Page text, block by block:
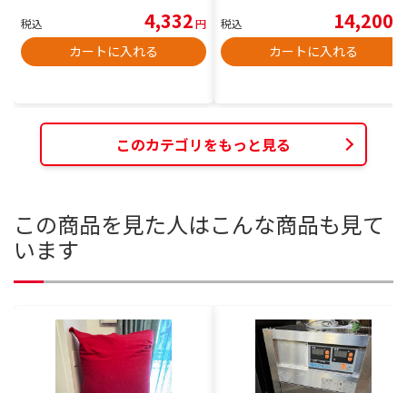
税込 4,332円
カートに入れる
税込 14,200
カートに入れる
このカテゴリをもっと見る
この商品を見た人はこんな商品も見て
います